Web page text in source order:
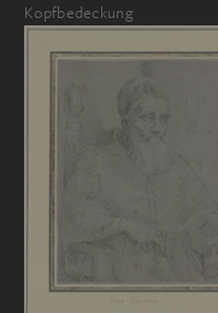
Kopfbedeckung